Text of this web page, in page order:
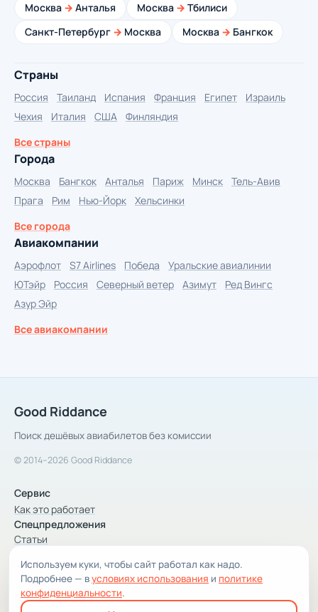
Москва → Анталья Москва → Тбилиси
Санкт-Петербург → Москва Москва → Бангкок
Страны
Россия Таиланд Испания Франция Египет
Израиль
Чехия
Италия США
Финляндия
Все страны
Города
Москва Бангкок Анталья Париж Минск
Тель-Авив
Прага
Рим Нью-Йорк
Хельсинки
Все города
Авиакомпании
Аэрофлот S7 Airlines Победа
Уральские авиалинии
ЮТэйр
Россия Северный ветер Азимут
Ред Вингс
Азур Эйр
Все авиакомпании
Good Riddance
Поиск дешёвых авиабилетов без комиссии
© 2014–2026 Good Riddance
Сервис
Как это работает
Спецпредложения
Статьи
Компания
Компания и контакты
Условия использования
Используем куки, чтобы сайт работал как надо.
Подробнее — вусловиях использования и политике
конфиденциальности.